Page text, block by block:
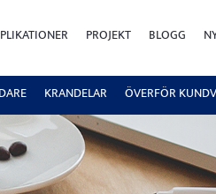
PROJEKT BLOGG
KRANDELAR ÖVERFÖR